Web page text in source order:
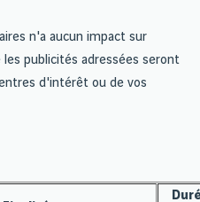
n'a aucun impact sur
les publicités adressées seront
d'intérêt ou de vos